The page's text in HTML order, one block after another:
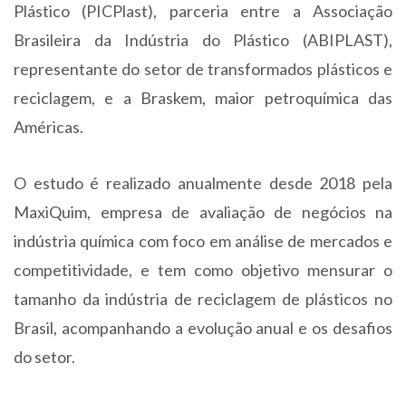
Plástico (PICPlast), parceria entre a Associação
Brasileira da Indústria do Plástico (ABIPLAST),
representante do setor de transformados plásticos e
reciclagem, e a Braskem, maior petroquímica das
Américas.
O estudo é realizado anualmente desde 2018 pela
MaxiQuim, empresa de avaliação de negócios na
indústria química com foco em análise de mercados e
competitividade, e tem como objetivo mensurar o
tamanho da indústria de reciclagem de plásticos no
Brasil, acompanhando a evolução anual e os desafios
do setor.